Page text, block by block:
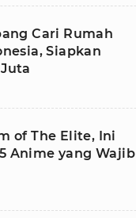
Cari Rumah
Siapkan
of The Elite, Ini
Anime yang Wajib